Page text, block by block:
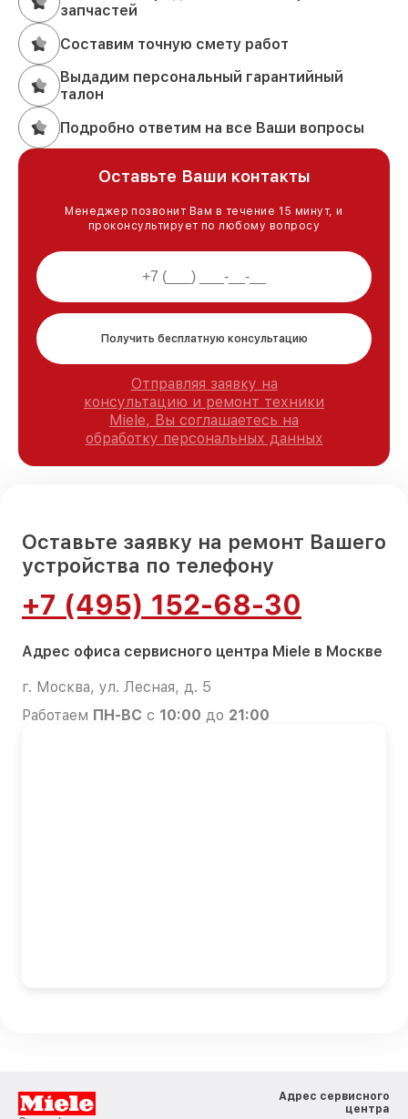
запчастей
Составим точную смету работ
Выдадим персональный гарантийный
талон
Подробно ответим на все Ваши вопросы
Оставьте Ваши контакты
Менеджер позвонит Вам в течение 15 минут, и
проконсультирует по любому вопросу
Получить бесплатную консультацию
Отправляя заявку на
консультацию и ремонт техники
Miele, Вы соглашаетесь на
обработку персональных данных
Оставьте заявку на ремонт Вашего
устройства по телефону
+7 (495) 152-68-30
Адрес офиса сервисного центра Miele в Москве
г. Москва, ул. Лесная, д. 5
Работаем ПН-ВС с 10:00 до 21:00
Адрес сервисного
центра